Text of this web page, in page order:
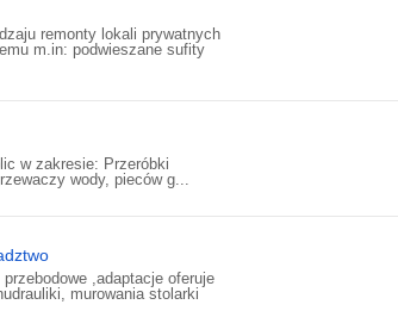
remonty lokali prywatnych
m.in: podwieszane sufity
w zakresie: Przeróbki
wody, pieców g...
,adaptacje oferuje
murowania stolarki